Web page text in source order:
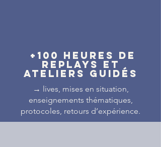
+100 heures de
replays et
ateliers guidés
→ lives, mises en situation,
enseignements thématiques,
protocoles, retours d’expérience.